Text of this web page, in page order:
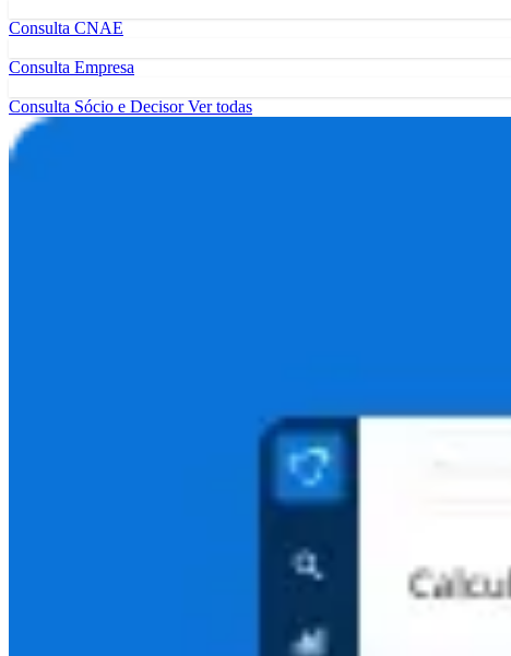
Consulta CNAE
Consulta Empresa
Consulta Sócio e DecisorVer todas